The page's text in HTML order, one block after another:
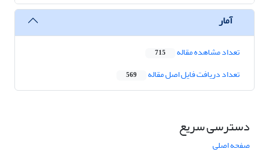
آمار
تعداد مشاهده مقاله 715
تعداد دریافت فایل اصل مقاله 569
دسترسی سریع
صفحه اصلی